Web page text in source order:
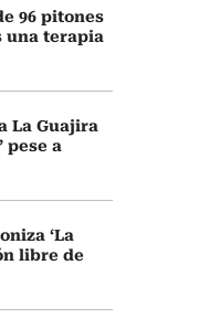
96 pitones
una terapia
La Guajira
pese a
‘La
libre de